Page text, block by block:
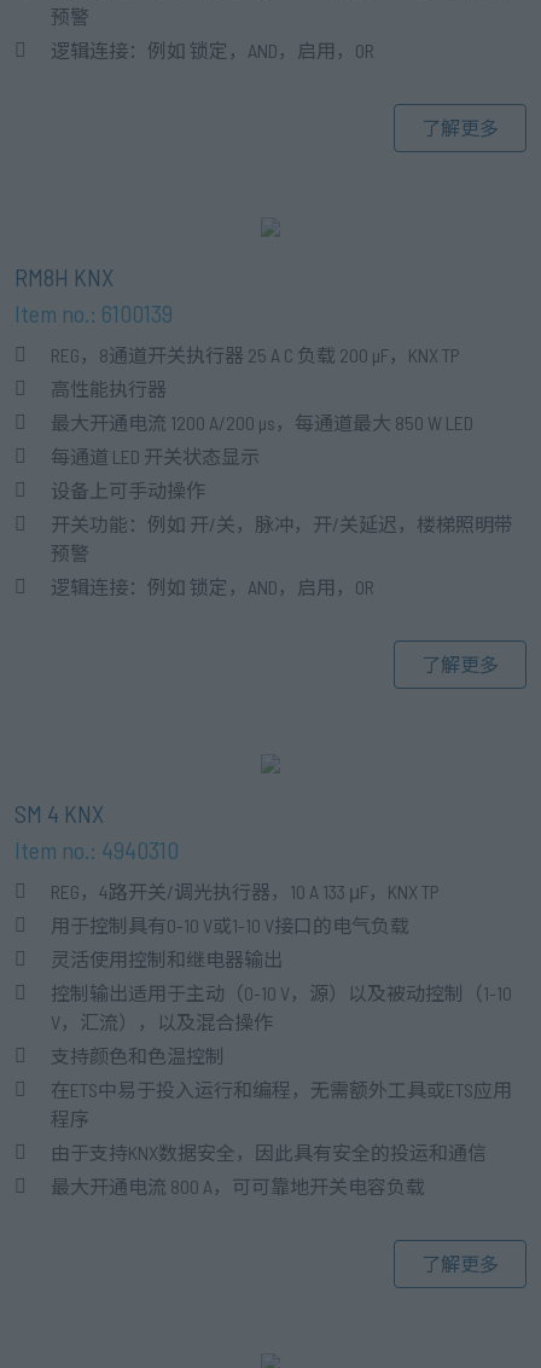
预警
逻辑连接：例如 锁定，AND，启用，OR
了解更多
RM8H KNX
Item no.: 6100139
REG，8通道开关执行器 25 A C 负载 200 µF，KNX TP
高性能执行器
最大开通电流 1200 A/200 µs，每通道最大 850 W LED
每通道 LED 开关状态显示
设备上可手动操作
开关功能：例如 开/关，脉冲，开/关延迟，楼梯照明带
预警
逻辑连接：例如 锁定，AND，启用，OR
了解更多
SM 4 KNX
Item no.: 4940310
REG，4路开关/调光执行器，10 A 133 μF，KNX TP
用于控制具有0-10 V或1-10 V接口的电气负载
灵活使用控制和继电器输出
控制输出适用于主动（0-10 V，源）以及被动控制（1-10
V，汇流），以及混合操作
支持颜色和色温控制
在ETS中易于投入运行和编程，无需额外工具或ETS应用
程序
由于支持KNX数据安全，因此具有安全的投运和通信
最大开通电流 800 A，可可靠地开关电容负载
了解更多